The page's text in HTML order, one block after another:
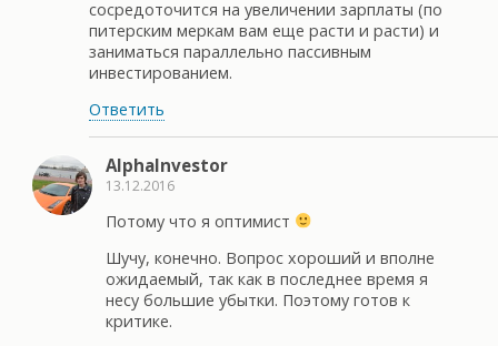
сосредоточится на увеличении зарплаты (по
питерским меркам вам еще расти и расти) и
заниматься параллельно пассивным
инвестированием.
Ответить
AlphaInvestor
13.12.2016
Потому что я оптимист
Шучу, конечно. Вопрос хороший и вполне
ожидаемый, так как в последнее время я
несу большие убытки. Поэтому готов к
критике.